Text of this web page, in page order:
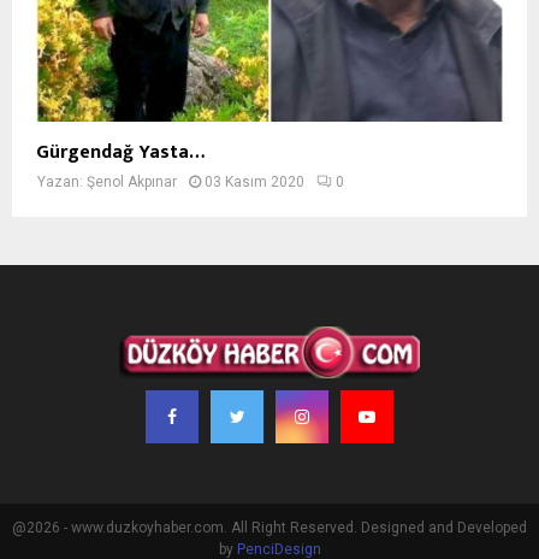
Gürgendağ Yasta…
Yazan: Şenol Akpınar 03 Kasım 2020 0
@2026 - www.duzkoyhaber.com. All Right Reserved. Designed and Developed
by PenciDesign